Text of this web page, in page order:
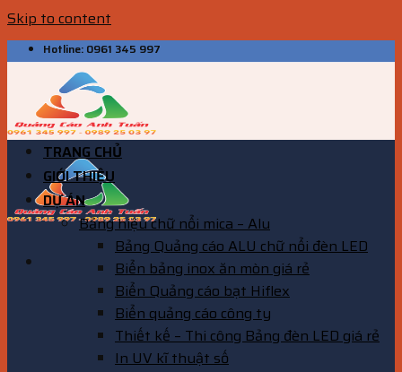
Skip to content
Hotline: 0961 345 997
TRANG CHỦ
GIỚI THIỆU
DỰ ÁN
Bảng hiệu chữ nổi mica – Alu
Bảng Quảng cáo ALU chữ nổi đèn LED
Biển bảng inox ăn mòn giá rẻ
Biển Quảng cáo bạt Hiflex
Biển quảng cáo công ty
Thiết kế – Thi công Bảng đèn LED giá rẻ
In UV kĩ thuật số